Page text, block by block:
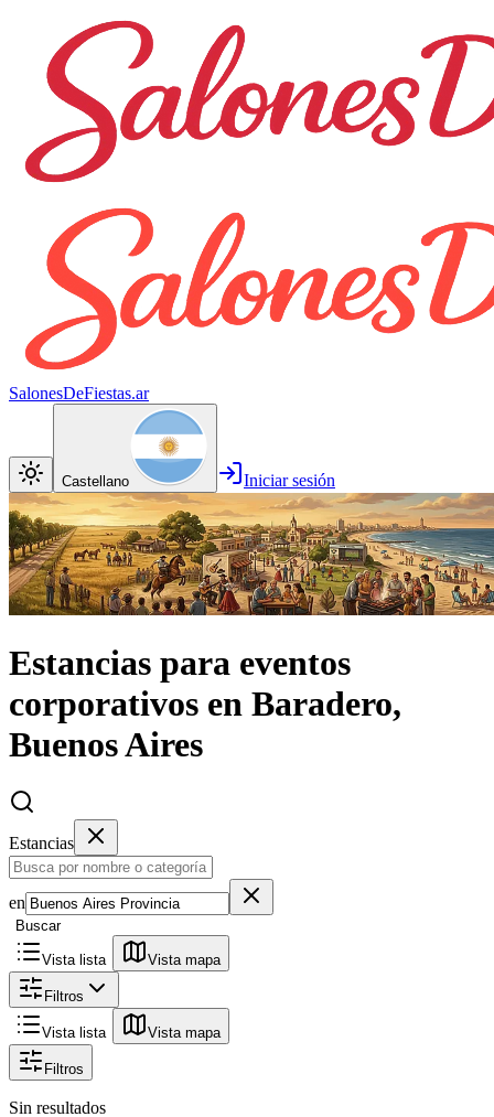
SalonesDeFiestas.ar
Castellano Iniciar sesión
Estancias para eventos
corporativos en Baradero,
Buenos Aires
Estancias
en
Buscar
Vista lista Vista mapa
Filtros
Vista lista Vista mapa
Filtros
Sin resultados